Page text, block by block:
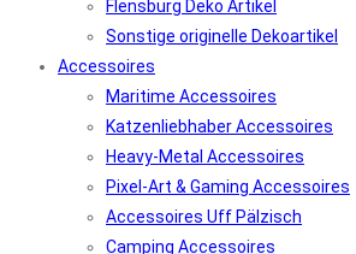
Flensburg Deko Artikel
Sonstige originelle Dekoartikel
Accessoires
Maritime Accessoires
Katzenliebhaber Accessoires
Heavy-Metal Accessoires
Pixel-Art & Gaming Accessoires
Accessoires Uff Pälzisch
Camping Accessoires